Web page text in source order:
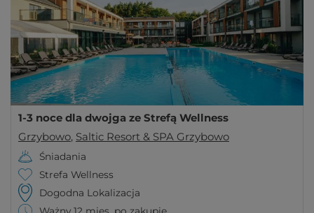
1-3 noce dla dwojga ze Strefą Wellness
Grzybowo, Saltic Resort & SPA Grzybowo
Śniadania
Strefa Wellness
Dogodna Lokalizacja